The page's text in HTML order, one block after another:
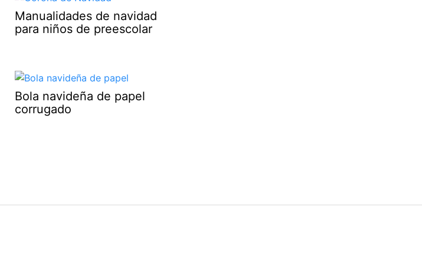
Manualidades de navidad
para niños de preescolar
Bola navideña de papel
corrugado